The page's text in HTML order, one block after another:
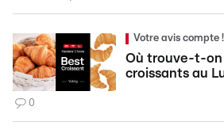
Votre avis compte !
Où trouve-t-on
croissants au
0